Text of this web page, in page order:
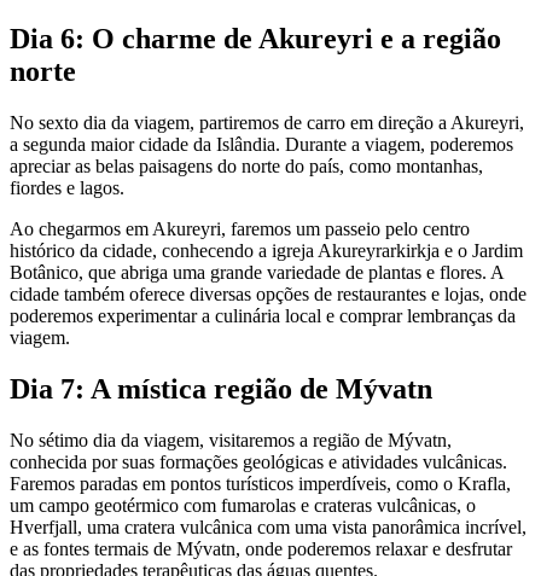
Dia 6: O charme de Akureyri e a região
norte
No sexto dia da viagem, partiremos de carro em direção a Akureyri,
a segunda maior cidade da Islândia. Durante a viagem, poderemos
apreciar as belas paisagens do norte do país, como montanhas,
fiordes e lagos.
Ao chegarmos em Akureyri, faremos um passeio pelo centro
histórico da cidade, conhecendo a igreja Akureyrarkirkja e o Jardim
Botânico, que abriga uma grande variedade de plantas e flores. A
cidade também oferece diversas opções de restaurantes e lojas, onde
poderemos experimentar a culinária local e comprar lembranças da
viagem.
Dia 7: A mística região de Mývatn
No sétimo dia da viagem, visitaremos a região de Mývatn,
conhecida por suas formações geológicas e atividades vulcânicas.
Faremos paradas em pontos turísticos imperdíveis, como o Krafla,
um campo geotérmico com fumarolas e crateras vulcânicas, o
Hverfjall, uma cratera vulcânica com uma vista panorâmica incrível,
e as fontes termais de Mývatn, onde poderemos relaxar e desfrutar
das propriedades terapêuticas das águas quentes.